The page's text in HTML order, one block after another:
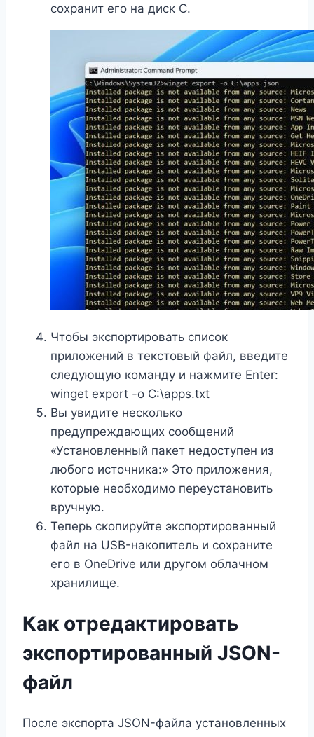
сохранит его на диск C.
Чтобы экспортировать список
приложений в текстовый файл, введите
следующую команду и нажмите Enter:
winget export -o C:\apps.txt
Вы увидите несколько
предупреждающих сообщений
«Установленный пакет недоступен из
любого источника:» Это приложения,
которые необходимо переустановить
вручную.
Теперь скопируйте экспортированный
файл на USB-накопитель и сохраните
его в OneDrive или другом облачном
хранилище.
Как отредактировать
экспортированный JSON-
файл
После экспорта JSON-файла установленных